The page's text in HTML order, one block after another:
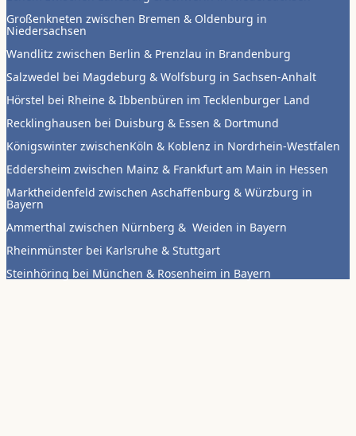
Großenkneten zwischen Bremen & Oldenburg in
Niedersachsen
Wandlitz zwischen Berlin & Prenzlau in Brandenburg
Salzwedel bei Magdeburg & Wolfsburg in Sachsen-Anhalt
Hörstel bei Rheine & Ibbenbüren im Tecklenburger Land
Recklinghausen bei Duisburg & Essen & Dortmund
Königswinter zwischenKöln & Koblenz in Nordrhein-Westfalen
Eddersheim zwischen Mainz & Frankfurt am Main in Hessen
Marktheidenfeld zwischen Aschaffenburg & Würzburg in
Bayern
Ammerthal zwischen Nürnberg & Weiden in Bayern
Rheinmünster bei Karlsruhe & Stuttgart
Steinhöring bei München & Rosenheim in Bayern